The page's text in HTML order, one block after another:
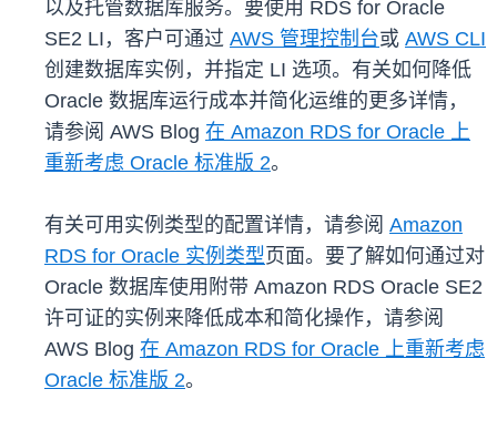
以及托管数据库服务。要使用 RDS for Oracle
SE2 LI，客户可通过 AWS 管理控制台或 AWS CLI
创建数据库实例，并指定 LI 选项。有关如何降低
Oracle 数据库运行成本并简化运维的更多详情，
请参阅 AWS Blog 在 Amazon RDS for Oracle 上
重新考虑 Oracle 标准版 2。
有关可用实例类型的配置详情，请参阅 Amazon
RDS for Oracle 实例类型 页面。要了解如何通过对
Oracle 数据库使用附带 Amazon RDS Oracle SE2
许可证的实例来降低成本和简化操作，请参阅
AWS Blog 在 Amazon RDS for Oracle 上重新考虑
Oracle 标准版 2。